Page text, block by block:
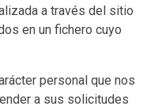
a través del sitio
en un fichero cuyo
personal que nos
a sus solicitudes